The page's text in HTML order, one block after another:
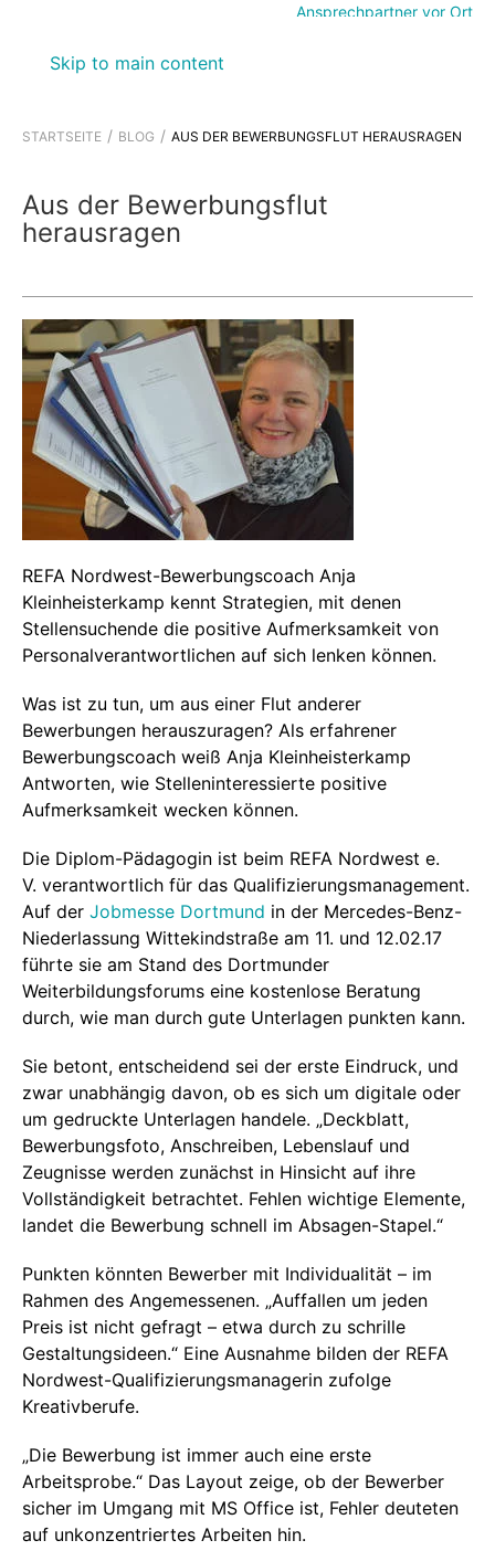
Skip to main content
Ansprechpartner vor Ort
STARTSEITE BLOG AUS DER BEWERBUNGSFLUT HERAUSRAGEN
Aus der Bewerbungsflut
herausragen
REFA Nordwest-Bewerbungscoach Anja
Kleinheisterkamp kennt Strategien, mit denen
Stellensuchende die positive Aufmerksamkeit von
Personalverantwortlichen auf sich lenken können.
Was ist zu tun, um aus einer Flut anderer
Bewerbungen herauszuragen? Als erfahrener
Bewerbungscoach weiß Anja Kleinheisterkamp
Antworten, wie Stelleninteressierte positive
Aufmerksamkeit wecken können.
Die Diplom-Pädagogin ist beim REFA Nordwest e.
V. verantwortlich für das Qualifizierungsmanagement.
Auf der Jobmesse Dortmund in der Mercedes-Benz-
Niederlassung Wittekindstraße am 11. und 12.02.17
führte sie am Stand des Dortmunder
Weiterbildungsforums eine kostenlose Beratung
durch, wie man durch gute Unterlagen punkten kann.
Sie betont, entscheidend sei der erste Eindruck, und
zwar unabhängig davon, ob es sich um digitale oder
um gedruckte Unterlagen handele. „Deckblatt,
Bewerbungsfoto, Anschreiben, Lebenslauf und
Zeugnisse werden zunächst in Hinsicht auf ihre
Vollständigkeit betrachtet. Fehlen wichtige Elemente,
landet die Bewerbung schnell im Absagen-Stapel.“
Punkten könnten Bewerber mit Individualität – im
Rahmen des Angemessenen. „Auffallen um jeden
Preis ist nicht gefragt – etwa durch zu schrille
Gestaltungsideen.“ Eine Ausnahme bilden der REFA
Nordwest-Qualifizierungsmanagerin zufolge
Kreativberufe.
„Die Bewerbung ist immer auch eine erste
Arbeitsprobe.“ Das Layout zeige, ob der Bewerber
sicher im Umgang mit MS Office ist, Fehler deuteten
auf unkonzentriertes Arbeiten hin.